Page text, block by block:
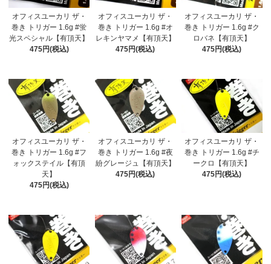
オフィスユーカリ ザ・
巻き トリガー 1.6g #蛍
光スペシャル【有頂天】
475円(税込)
オフィスユーカリ ザ・
巻き トリガー 1.6g #オ
レキンヤマメ【有頂天】
475円(税込)
オフィスユーカリ ザ・
巻き トリガー 1.6g #ク
ロバネ【有頂天】
475円(税込)
オフィスユーカリ ザ・
巻き トリガー 1.6g #フ
ォックステイル【有頂
天】
475円(税込)
オフィスユーカリ ザ・
巻き トリガー 1.6g #夜
紛グレージュ【有頂天】
475円(税込)
オフィスユーカリ ザ・
巻き トリガー 1.6g #チ
ークロ【有頂天】
475円(税込)